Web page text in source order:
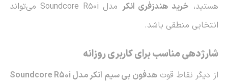
هستید، خرید هندزفری انکر
مدل Soundcore R50i می‌تواند
انتخابی منطقی باشد.
شارژدهی مناسب برای کاربری روزانه
از دیگر نقاط قوتهدفون بی سیم انکر مدل Soundcore R50i